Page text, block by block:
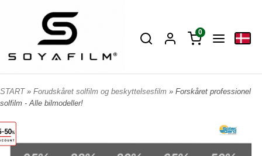
0
START» Forudskåret solfilm og beskyttelsesfilm » Forskåret professionel
solfilm - Alle bilmodeller!